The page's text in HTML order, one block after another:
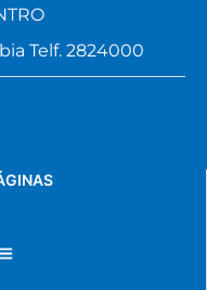
Telf. 2824000